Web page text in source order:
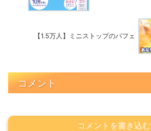
【1.5万人】ミニストップのパフェ
コメント
コメントを書き込む